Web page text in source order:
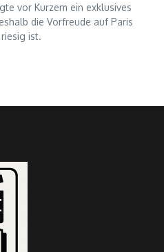
vor Kurzem ein exklusives
die Vorfreude auf Paris
ist.